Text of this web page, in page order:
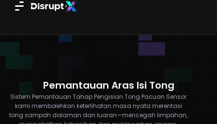
Pemantauan Aras Isi Tong
Sistem Pemantauan Tahap Pengisian Tong Pacuan Sensor
kami membolehkan keterlihatan masa nyata merentasi
tong sampah dalaman dan luaran—mencegah limpahan,